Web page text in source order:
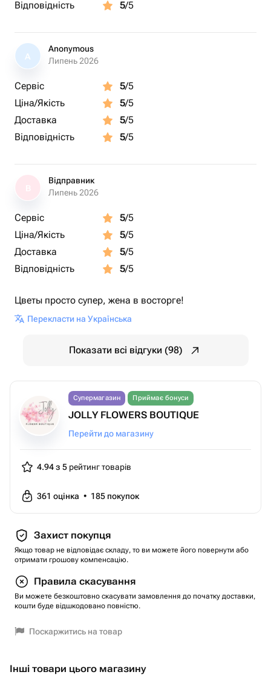
Відповідність 5/5
A
Anonymous
Липень 2026
Сервіс 5/5
Ціна/Якість
5/5
Доставка
5/5
Відповідність
5/5
Відправник
Липень 2026
Сервіс 5/5
Ціна/Якість
5/5
Доставка
5/5
Відповідність
5/5
Цветы просто супер, жена в восторге!
Перекласти на Українська
Показати всі відгуки (98)
Супермагазин Приймає бонуси
JOLLY FLOWERS BOUTIQUE
Перейти до магазину
4.94 з 5 рейтинг товарів
361 оцінка • 185 покупок
Захист покупця
Якщо товар не відповідає складу, то ви можете його повернути або
отримати грошову компенсацію.
Правила скасування
Ви можете безкоштовно скасувати замовлення до початку доставки,
кошти буде відшкодовано повністю.
Поскаржитись на товар
Інші товари цього магазину